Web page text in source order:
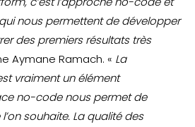
nous permettent de développer
des premiers résultats très
Aymane Ramach. « La
vraiment un élément
no-code nous permet de
souhaite. La qualité des